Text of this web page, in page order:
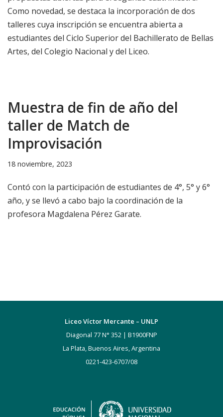
Como novedad, se destaca la incorporación de dos
talleres cuya inscripción se encuentra abierta a
estudiantes del Ciclo Superior del Bachillerato de Bellas
Artes, del Colegio Nacional y del Liceo.
Muestra de fin de año del
taller de Match de
Improvisación
18 noviembre, 2023
Contó con la participación de estudiantes de 4°, 5° y 6°
año, y se llevó a cabo bajo la coordinación de la
profesora Magdalena Pérez Garate.
Liceo Víctor Mercante – UNLP
Diagonal 77 N° 352 | B1900FNP
La Plata, Buenos Aires, Argentina
0221-423-6707/08